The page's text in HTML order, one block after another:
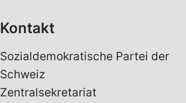
Kontakt
Sozialdemokratische Partei der
Schweiz
Zentralsekretariat